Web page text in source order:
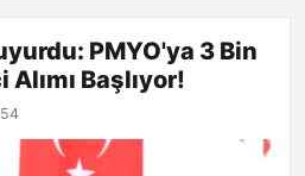
PMYO'ya 3 Bin
Başlıyor!